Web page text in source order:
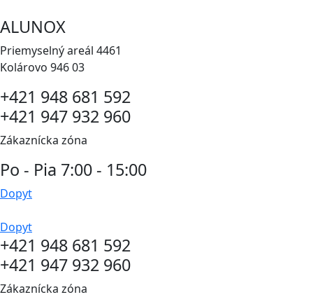
na
ALUNOX
Priemyselný areál 4461
Kolárovo 946 03
+421 948 681 592
+421 947 932 960
Zákaznícka zóna
Po - Pia 7:00 - 15:00
Dopyt
Dopyt
+421 948 681 592
+421 947 932 960
Zákaznícka zóna